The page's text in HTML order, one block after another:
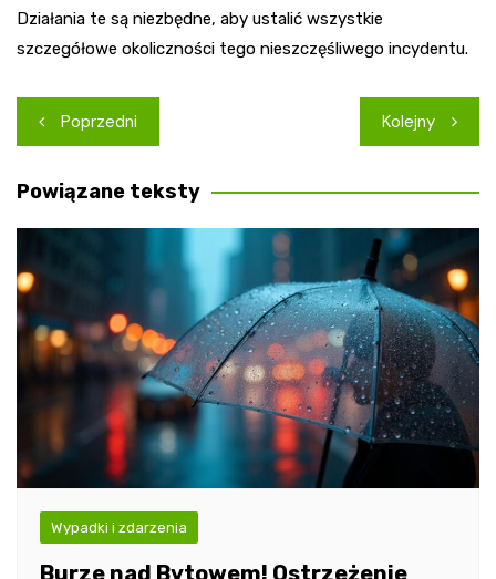
Działania te są niezbędne, aby ustalić wszystkie
szczegółowe okoliczności tego nieszczęśliwego incydentu.
Nawigacja
wpisu
Poprzedni Kolejny
Powiązane teksty
Wypadki i zdarzenia
Burze nad Bytowem! Ostrzeżenie